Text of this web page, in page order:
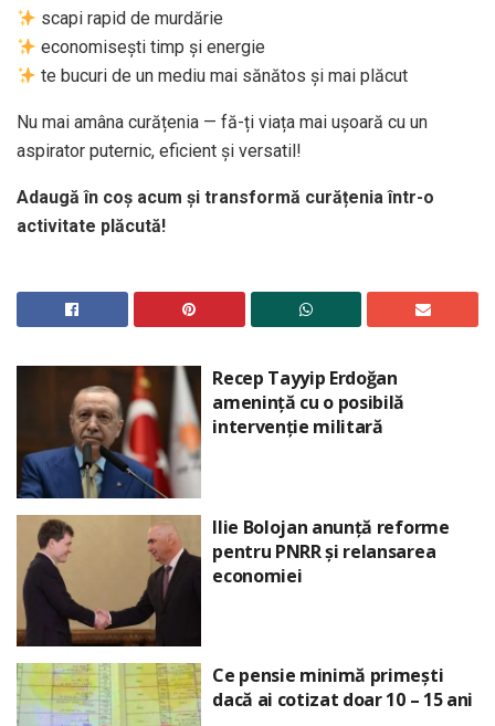
scapi rapid de murdărie
economisești timp și energie
te bucuri de un mediu mai sănătos și mai plăcut
Nu mai amâna curățenia — fă-ți viața mai ușoară cu un
aspirator puternic, eficient și versatil!
Adaugă în coș acum și transformă curățenia într-o
activitate plăcută!
Recep Tayyip Erdoğan
amenință cu o posibilă
intervenție militară
Ilie Bolojan anunță reforme
pentru PNRR și relansarea
economiei
Ce pensie minimă primești
dacă ai cotizat doar 10 – 15 ani